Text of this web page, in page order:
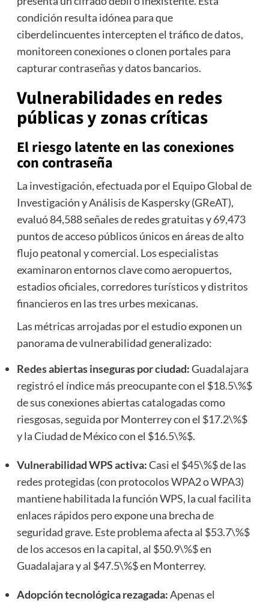
condición resulta idónea para que
ciberdelincuentes intercepten el tráfico de datos,
monitoreen conexiones o clonen portales para
capturar contraseñas y datos bancarios.
Vulnerabilidades en redes
públicas y zonas críticas
El riesgo latente en las conexiones
con contraseña
La investigación, efectuada por el Equipo Global de
Investigación y Análisis de Kaspersky (GReAT),
evaluó 84,588 señales de redes gratuitas y 69,473
puntos de acceso públicos únicos en áreas de alto
flujo peatonal y comercial. Los especialistas
examinaron entornos clave como aeropuertos,
estadios oficiales, corredores turísticos y distritos
financieros en las tres urbes mexicanas.
Las métricas arrojadas por el estudio exponen un
panorama de vulnerabilidad generalizado:
Redes abiertas inseguras por ciudad:Guadalajara
registró el índice más preocupante con el $18.5\%$
de sus conexiones abiertas catalogadas como
riesgosas, seguida por Monterrey con el $17.2\%$
y la Ciudad de México con el $16.5\%$.
Vulnerabilidad WPS activa:Casi el $45\%$de las
redes protegidas (con protocolos WPA2 o WPA3)
mantiene habilitada la función WPS, la cual facilita
enlaces rápidos pero expone una brecha de
seguridad grave. Este problema afecta al $53.7\%$
de los accesos en la capital, al $50.9\%$en
Guadalajara y al $47.5\%$en Monterrey.
Adopción tecnológica rezagada:Apenas el